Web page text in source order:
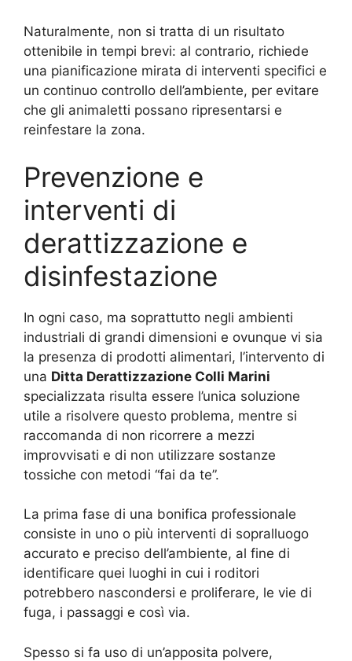
Naturalmente, non si tratta di un risultato
ottenibile in tempi brevi: al contrario, richiede
una pianificazione mirata di interventi specifici e
un continuo controllo dell’ambiente, per evitare
che gli animaletti possano ripresentarsi e
reinfestare la zona.
Prevenzione e
interventi di
derattizzazione e
disinfestazione
In ogni caso, ma soprattutto negli ambienti
industriali di grandi dimensioni e ovunque vi sia
la presenza di prodotti alimentari, l’intervento di
una Ditta Derattizzazione Colli Marini
specializzata risulta essere l’unica soluzione
utile a risolvere questo problema, mentre si
raccomanda di non ricorrere a mezzi
improvvisati e di non utilizzare sostanze
tossiche con metodi “fai da te”.
La prima fase di una bonifica professionale
consiste in uno o più interventi di sopralluogo
accurato e preciso dell’ambiente, al fine di
identificare quei luoghi in cui i roditori
potrebbero nascondersi e proliferare, le vie di
fuga, i passaggi e così via.
Spesso si fa uso di un’apposita polvere,